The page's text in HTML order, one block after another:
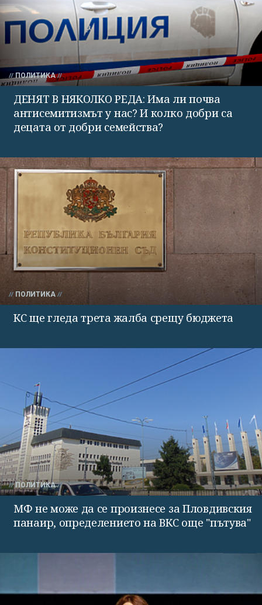
ПОЛИТИКА
ДЕНЯТ В НЯКОЛКО РЕДА: Има ли почва
антисемитизмът у нас? И колко добри са
децата от добри семейства?
ПОЛИТИКА
КС ще гледа трета жалба срещу бюджета
ПОЛИТИКА
МФ не може да се произнесе за Пловдивския
панаир, определението на ВКС още "пътува"